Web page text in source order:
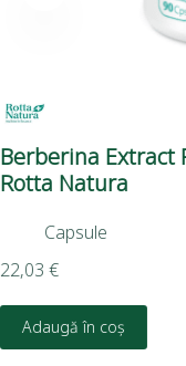
Berberina Extract
Rotta Natura
Capsule
22,03 €
Adaugă în coș